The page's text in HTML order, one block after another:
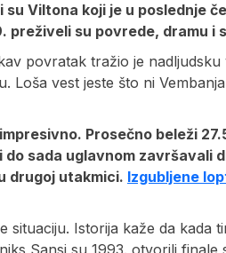
su Viltona koji je u poslednje
preživeli su povrede, dramu i
povratak tražio je
Loša vest jeste što ni
Prosečno beleži
do sada uglavnom završavali
drugoj utakmici. Izgubljene
situaciju. Istorija kaže da kada